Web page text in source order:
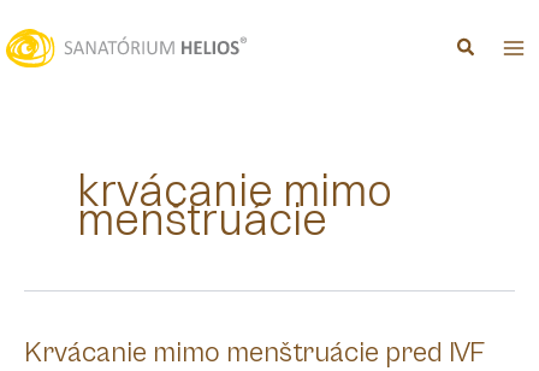
na
obsah
krvácanie mimo
menštruácie
Krvácanie mimo menštruácie pred IVF